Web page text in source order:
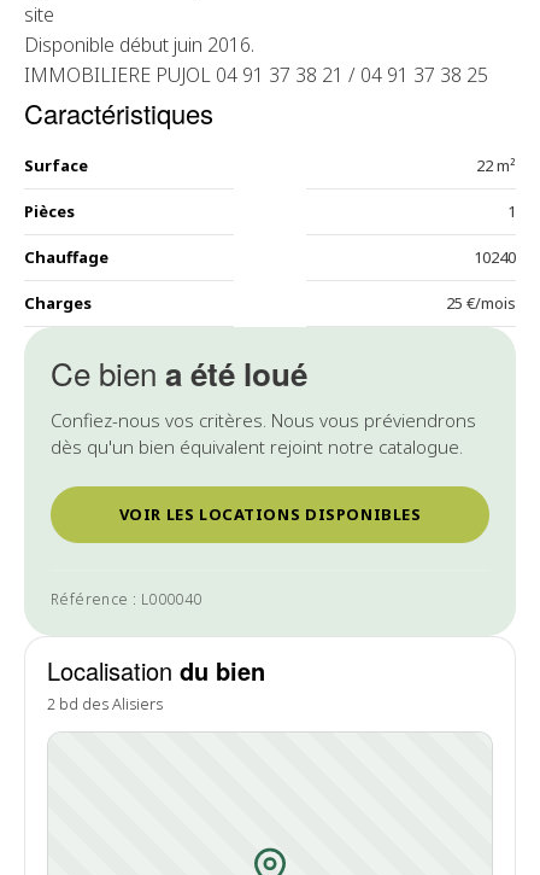
Ce bien a été loué
Confiez-nous vos critères. Nous vous préviendrons
dès qu'un bien équivalent rejoint notre catalogue.
VOIR LES LOCATIONS DISPONIBLES
Référence : L000040
Localisation du bien
2 bd des Alisiers
site
Disponible début juin 2016.
IMMOBILIERE PUJOL 04 91 37 38 21 / 04 91 37 38 25
Caractéristiques
Surface 22 m²
Pièces 1
Chauffage 10240
Charges 25 €/mois